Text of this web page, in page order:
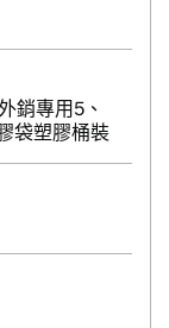
銷專用5、
袋塑膠桶裝